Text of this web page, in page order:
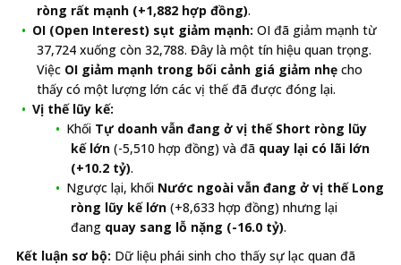
ròng rất mạnh (+1,882 hợp đồng).
OI (Open Interest) sụt giảm mạnh: OI đã giảm mạnh từ
37,724 xuống còn 32,788. Đây là một tín hiệu quan trọng.
Việc OI giảm mạnh trong bối cảnh giá giảm nhẹ cho
thấy có một lượng lớn các vị thế đã được đóng lại.
Vị thế lũy kế:
Khối Tự doanh vẫn đang ở vị thế Short ròng lũy
kế lớn (-5,510 hợp đồng) và đã quay lại có lãi lớn
(+10.2 tỷ).
Ngược lại, khối Nước ngoài vẫn đang ở vị thế Long
ròng lũy kế lớn (+8,633 hợp đồng) nhưng lại
đang quay sang lỗ nặng (-16.0 tỷ).
Kết luận sơ bộ: Dữ liệu phái sinh cho thấy sự lạc quan đã